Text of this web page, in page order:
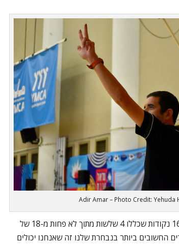
Adir Amar – Photo Credit: Yehuda
גם אריאל אייזיק היה מצוין עם 16 נקודות שכללו 4 שלשות מתוך לא פחות מ-18 של
ביותר בנבחרת שלנו זה שאנחנו יכולים